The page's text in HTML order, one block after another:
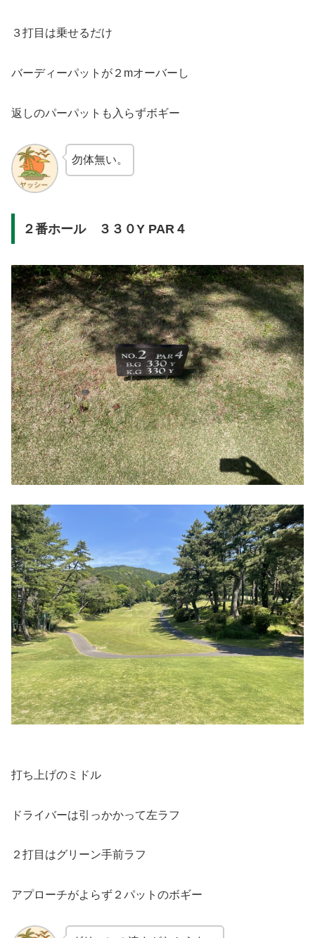
３打目は乗せるだけ
バーディーパットが２mオーバーし
返しのパーパットも入らずボギー
勿体無い。
２番ホール ３３０Y PAR４
打ち上げのミドル
ドライバーは引っかかって左ラフ
２打目はグリーン手前ラフ
アプローチがよらず２パットのボギー